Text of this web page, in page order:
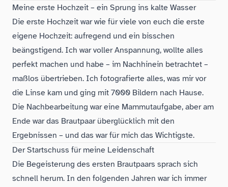
Meine erste Hochzeit – ein Sprung ins kalte Wasser
Die erste Hochzeit war wie für viele von euch die erste
eigene Hochzeit: aufregend und ein bisschen
beängstigend. Ich war voller Anspannung, wollte alles
perfekt machen und habe – im Nachhinein betrachtet –
maßlos übertrieben. Ich fotografierte alles, was mir vor
die Linse kam und ging mit 7000 Bildern nach Hause.
Die Nachbearbeitung war eine Mammutaufgabe, aber am
Ende war das Brautpaar überglücklich mit den
Ergebnissen – und das war für mich das Wichtigste.
Der Startschuss für meine Leidenschaft
Die Begeisterung des ersten Brautpaars sprach sich
schnell herum. In den folgenden Jahren war ich immer